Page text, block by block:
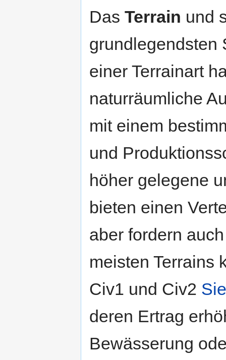
Das Terrain und
grundlegendsten
einer Terrainart
naturräumliche
mit einem
und
höher gelegene
bieten einen
aber fordern
meisten Terrains
Civ1 und Civ2
deren Ertrag
Bewässerung